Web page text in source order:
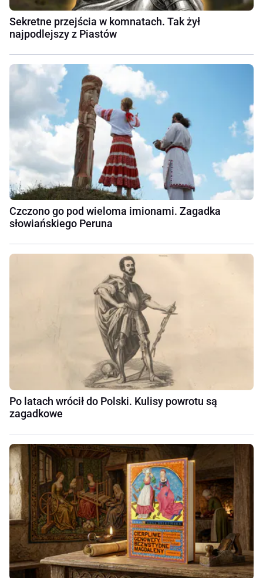
Sekretne przejścia w komnatach. Tak żył
najpodlejszy z Piastów
Czczono go pod wieloma imionami. Zagadka
słowiańskiego Peruna
Po latach wrócił do Polski. Kulisy powrotu są
zagadkowe